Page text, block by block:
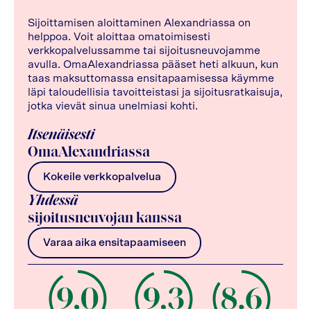
Sijoittamisen aloittaminen Alexandriassa on
helppoa. Voit aloittaa omatoimisesti
verkkopalvelussamme tai sijoitusneuvojamme
avulla. OmaAlexandriassa pääset heti alkuun, kun
taas maksuttomassa ensitapaamisessa käymme
läpi taloudellisia tavoitteistasi ja sijoitusratkaisuja,
jotka vievät sinua unelmiasi kohti.
Itsenäisesti
OmaAlexandriassa
Kokeile verkkopalvelua
Yhdessä
sijoitusneuvojan kanssa
Varaa aika ensitapaamiseen